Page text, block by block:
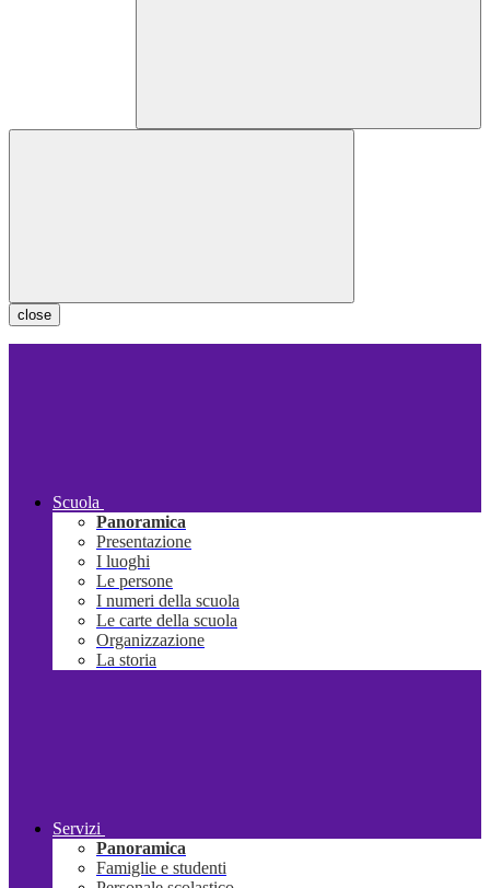
close
Scuola
Panoramica
Presentazione
I luoghi
Le persone
I numeri della scuola
Le carte della scuola
Organizzazione
La storia
Servizi
Panoramica
Famiglie e studenti